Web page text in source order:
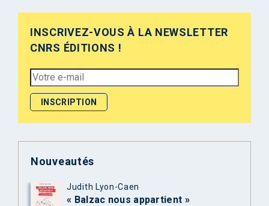
INSCRIVEZ-VOUS À LA NEWSLETTER
CNRS ÉDITIONS !
Nouveautés
Judith Lyon-Caen
« Balzac nous appartient »